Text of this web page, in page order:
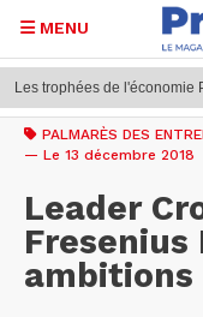
Aller
contenu
MENU
Les trophées de l'économie
PALMARÈS DES
— Le 13 décembre 2018
Leader
Fresenius
ambitions